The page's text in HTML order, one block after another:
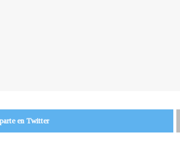
en Twitter